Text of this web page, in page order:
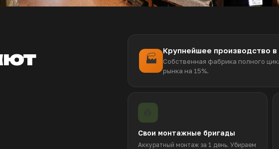
🏭
Крупнейшее производство в
Собственная фабрика полного
рынка на 15%.
Свои монтажные бригады
Аккуратный монтаж за 1 день. Убираем